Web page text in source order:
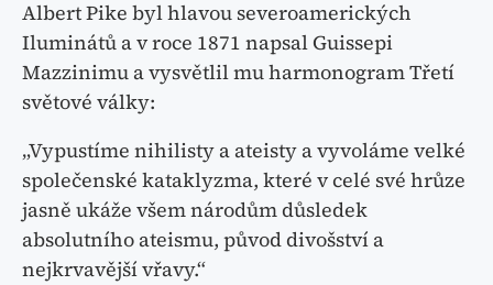
Albert Pike byl hlavou severoamerických
Iluminátů a v roce 1871 napsal Guissepi
Mazzinimu a vysvětlil mu harmonogram Třetí
světové války:
„Vypustíme nihilisty a ateisty a vyvoláme velké
společenské kataklyzma, které v celé své hrůze
jasně ukáže všem národům důsledek
absolutního ateismu, původ divošství a
nejkrvavější vřavy.“